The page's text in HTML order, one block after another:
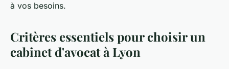
à vos besoins.
Critères essentiels pour choisir un
cabinet d'avocat à Lyon